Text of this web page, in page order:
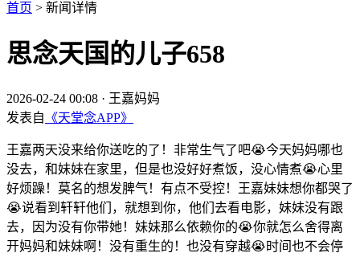
首页 > 新闻详情
思念天国的儿子658
2026-02-24 00:08 · 王嘉妈妈
发表自 《天堂念APP》
王嘉两天没来给你送吃的了！非常生气了吧😭今天妈妈哪也
没去，和妹妹在家里，但是也没好好煮饭，没心情煮😭心里
好烦躁！莫名的想发脾气！有点不受控！王嘉妹妹想你都哭了
😭说看到轩轩他们，就想到你，他们去看电影，妹妹没有跟
去，因为没有你带她！妹妹那么依赖你的😭你就怎么舍得离
开妈妈和妹妹啊！没有重生的！也没有穿越😭时间也不会停